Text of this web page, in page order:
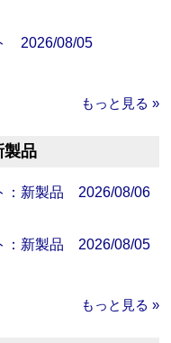
2026/08/05
もっと見る »
品
：新製品 2026/08/06
：新製品 2026/08/05
もっと見る »